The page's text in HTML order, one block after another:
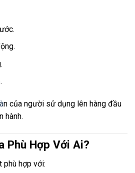
n của người sử dụng lên hàng đầu
hành.
Phù Hợp Với Ai?
phù hợp với: